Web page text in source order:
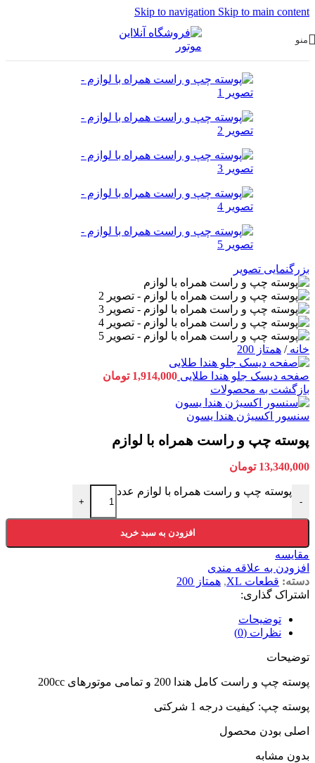
Skip to navigation Skip to main content
منو
بزرگنمایی تصویر
خانه/ همتاز 200
صفحه دیسک جلو هندا طلایی 1,914,000 تومان
بازگشت به محصولات
سنسور اکسیژن هندا یسون
پوسته چپ و راست همراه با لوازم
13,340,000 تومان
-
پوسته چپ و راست همراه با لوازم عدد
+
افزودن به سبد خرید
مقایسه
افزودن به علاقه مندی
دسته: قطعات XL , همتاز 200
اشتراک گذاری:
توضیحات
نظرات (0)
توضیحات
پوسته چپ و راست کامل هندا 200 و تمامی موتورهای 200cc
پوسته چپ: کیفیت درجه 1 شرکتی
اصلی بودن محصول
بدون مشابه